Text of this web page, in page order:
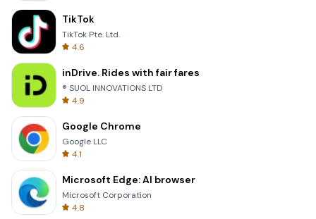
TikTok
TikTok Pte. Ltd.
4.6
inDrive. Rides with fair fares
® SUOL INNOVATIONS LTD
4.9
Google Chrome
Google LLC
4.1
Microsoft Edge: AI browser
Microsoft Corporation
4.8